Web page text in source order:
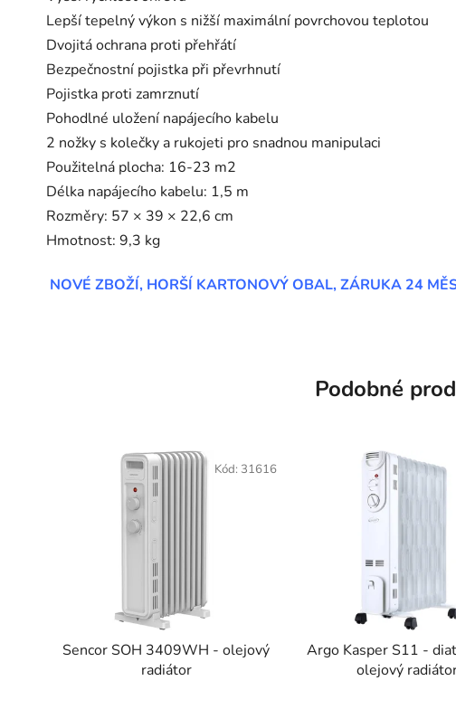
Lepší tepelný výkon s nižší maximální povrchovou teplotou
Dvojitá ochrana proti přehřátí
Bezpečnostní pojistka při převrhnutí
Pojistka proti zamrznutí
Pohodlné uložení napájecího kabelu
2 nožky s kolečky a rukojeti pro snadnou manipulaci
Použitelná plocha: 16-23 m2
Délka napájecího kabelu: 1,5 m
Rozměry: 57 × 39 × 22,6 cm
Hmotnost: 9,3 kg
NOVÉ ZBOŽÍ, HORŠÍ KARTONOVÝ OBAL, ZÁRUKA 24
Podobné
Sencor SOH 3409WH - olejový
radiátor
Kód: 31616
Argo Kasper S11 -
olejový